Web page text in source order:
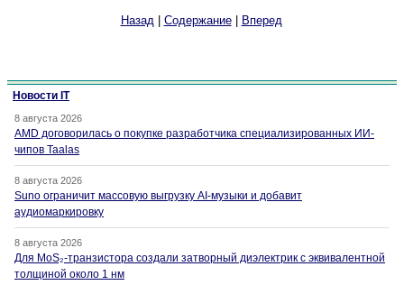
Назад| Содержание| Вперед
Новости IT
8 августа 2026
AMD договорилась о покупке разработчика специализированных ИИ-
чипов Taalas
8 августа 2026
Suno ограничит массовую выгрузку AI-музыки и добавит
аудиомаркировку
8 августа 2026
Для MoS₂-транзистора создали затворный диэлектрик с эквивалентной
толщиной около 1 нм